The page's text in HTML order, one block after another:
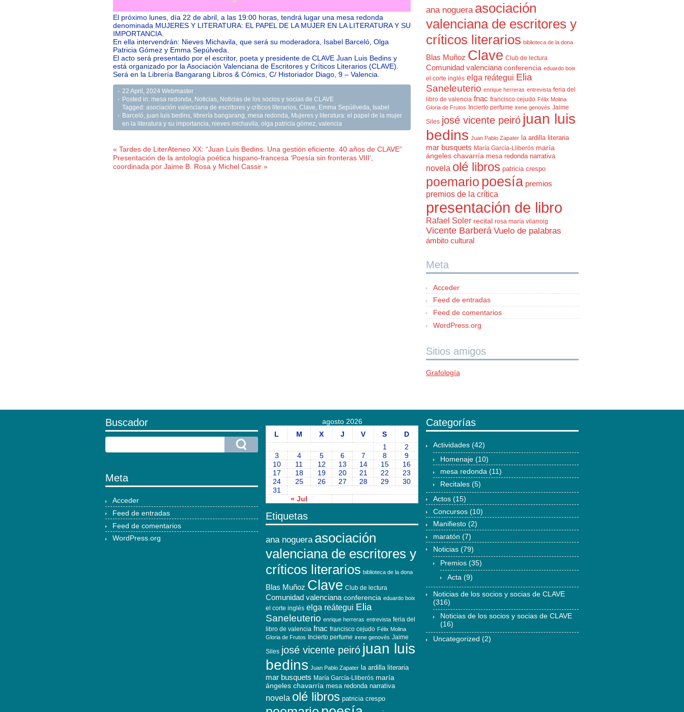
El próximo lunes, día 22 de abril, a las 19:00 horas, tendrá lugar una mesa redonda
denominada MUJERES Y LITERATURA: EL PAPEL DE LA MUJER EN LA LITERATURA Y SU
IMPORTANCIA.
En ella intervendrán: Nieves Michavila, que será su moderadora, Isabel Barceló, Olga
Patricia Gómez y Emma Sepúlveda.
El acto será presentado por el escritor, poeta y presidente de CLAVE Juan Luis Bedins y
está organizado por la Asociación Valenciana de Escritores y Críticos Literarios (CLAVE).
Será en la Librería Bangarang Libros & Cómics, C/ Historiador Diago, 9 – Valencia.
22 April, 2024 Webmaster
Posted in: mesa redonda Noticias
Noticias de los socios y socias de CLAVE
Tagged: asociación valenciana de escritores y críticos literarios Clave Emma Sepúilveda
Isabel
Barceló
juan luis bedins librería bangarang mesa redonda
Mujeres y literatura: el papel de la mujer
en la literatura y su importancia
nieves michavila olga patricia gómez valencia
« Tardes de LiterAteneo XX: “Juan Luis Bedins. Una gestión eficiente. 40 años de CLAVE”
Presentación de la antología poética hispano-francesa ‘Poesía sin fronteras VIII’,
coordinada por Jaime B. Rosa y Michel Cassir »
ana noguera asociación
valenciana de escritores y
críticos literarios biblioteca de la dona
Blas Muñoz Clave Club de lectura
Comunidad valenciana conferencia eduardo boix
el corte inglés elga reátegui Elia
Saneleuterio enrique herreras entrevista feria del
libro de valencia fnac francisco cejudo Félix Molina
Gloria de Frutos
Incierto perfume irene genovés Jaime
Siles josé vicente peiró juan luis
bedins Juan Pablo Zapater la ardilla literaria
mar busquets María García-Lliberós maría
ángeles chavarría mesa redonda narrativa
novela olé libros patricia crespo
poemario poesía premios
premios de la crítica
presentación de libro
Rafael Soler recital rosa maría vilarroig
Vicente Barberá Vuelo de palabras
ámbito cultural
Meta
Acceder
Feed de entradas
Feed de comentarios
WordPress.org
Sitios amigos
Grafología
Buscador
agosto 2026
L
M X J V S D
« Jul
1
2
3
4 5 6 7 8
9
10
11 12 13 14 15
16
17
18 19 20 21 22
23
24
25 26 27 28 29
30
31
Categorías
Actividades (42)
Homenaje (10)
mesa redonda (11)
Recitales (5)
Actos (15)
Concursos (10)
Manifiesto (2)
maratón (7)
Noticias (79)
Premios (35)
Acta (9)
Noticias de los socios y socias de CLAVE
(316)
Noticias de los socios y socias de CLAVE
(16)
Uncategorized (2)
Meta
Acceder
Feed de entradas
Feed de comentarios
WordPress.org
Etiquetas
ana noguera asociación
valenciana de escritores y
críticos literarios biblioteca de la dona
Blas Muñoz Clave Club de lectura
Comunidad valenciana conferencia eduardo boix
el corte inglés elga reátegui Elia
Saneleuterio enrique herreras entrevista feria del
libro de valencia fnac francisco cejudo Félix Molina
Gloria de Frutos Incierto perfume irene genovés Jaime
Siles josé vicente peiró juan luis
bedins Juan Pablo Zapater la ardilla literaria
mar busquets María García-Lliberós maría
ángeles chavarría mesa redonda narrativa
novela olé libros patricia crespo